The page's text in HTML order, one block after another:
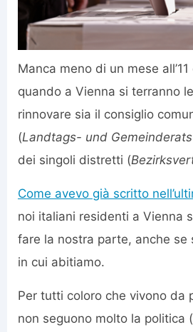
Manca meno di un mese
quando a Vienna si terranno
rinnovare sia il consiglio
(Landtags- und
dei singoli distretti (
Come avevo già scritto
noi italiani residenti a Vienna
fare la nostra parte, anche se
in cui abitiamo.
Per tutti coloro che vivono da
non seguono molto la politica